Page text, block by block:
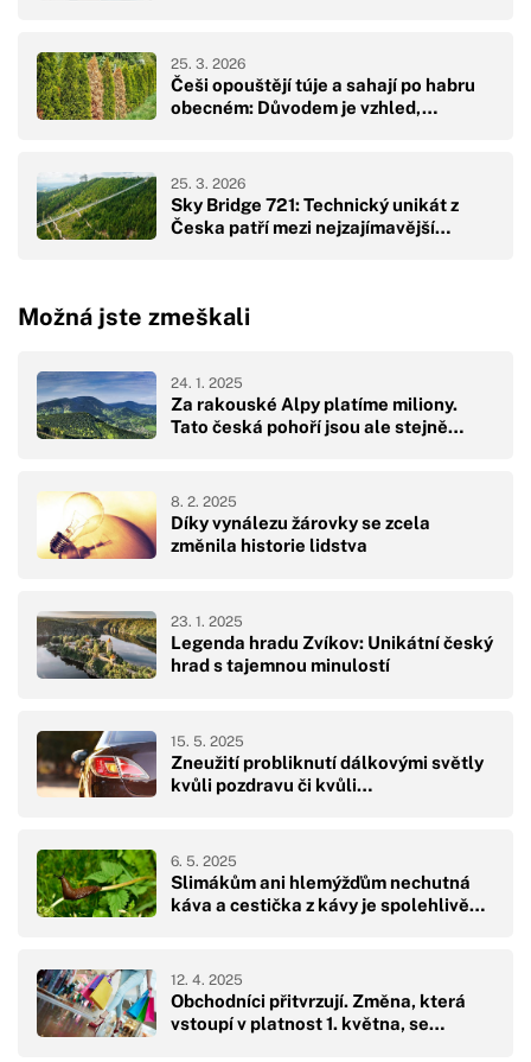
Češi opouštějí túje a sahají po habru
obecném: Důvodem je vzhled,…
25. 3. 2026
Sky Bridge 721: Technický unikát z
Česka patří mezi nejzajímavější…
25. 3. 2026
Možná jste zmeškali
Za rakouské Alpy platíme miliony.
Tato česká pohoří jsou ale stejně…
24. 1. 2025
Díky vynálezu žárovky se zcela
změnila historie lidstva
8. 2. 2025
Legenda hradu Zvíkov: Unikátní český
hrad s tajemnou minulostí
23. 1. 2025
Zneužití probliknutí dálkovými světly
kvůli pozdravu či kvůli…
15. 5. 2025
Slimákům ani hlemýžďům nechutná
káva a cestička z kávy je spolehlivě…
6. 5. 2025
Obchodníci přitvrzují. Změna, která
vstoupí v platnost 1. května, se…
12. 4. 2025